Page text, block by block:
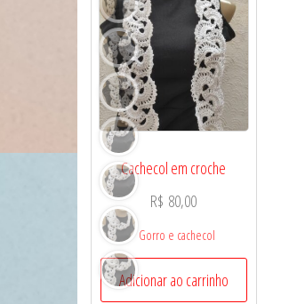
Cachecol em croche
R$ 80,00
Gorro e cachecol
Adicionar ao carrinho